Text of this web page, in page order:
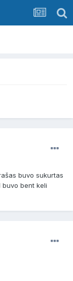
buvo sukurtas
buvo bent keli